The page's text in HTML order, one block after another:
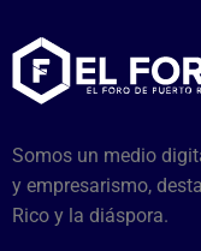
Somos un medio
y empresarismo,
Rico y la diáspora.